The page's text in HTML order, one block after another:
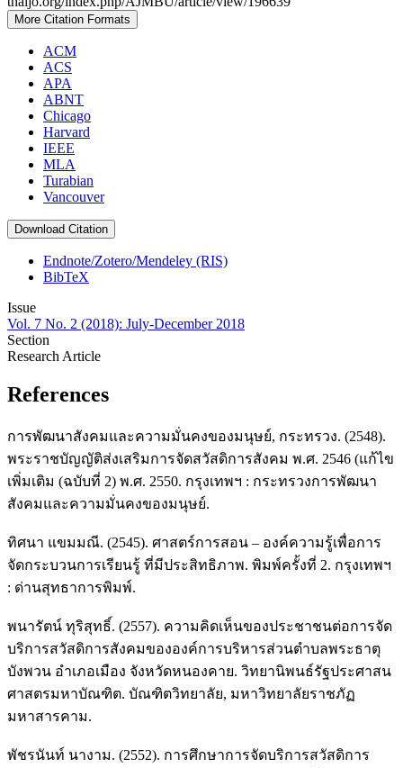
More Citation Formats
ACM
ACS
APA
ABNT
Chicago
Harvard
IEEE
MLA
Turabian
Vancouver
Download Citation
Endnote/Zotero/Mendeley (RIS)
BibTeX
Issue
Vol. 7 No. 2 (2018): July-December 2018
Section
Research Article
References
การพัฒนาสังคมและความมั่นคงของมนุษย์, กระทรวง. (2548).
พระราชบัญญัติส่งเสริมการจัดสวัสดิการสังคม พ.ศ. 2546 (แก้ไข
เพิ่มเติม (ฉบับที่ 2) พ.ศ. 2550. กรุงเทพฯ : กระทรวงการพัฒนา
สังคมและความมั่นคงของมนุษย์.
ทิศนา แขมมณี. (2545). ศาสตร์การสอน – องค์ความรู้เพื่อการ
จัดกระบวนการเรียนรู้ ที่มีประสิทธิภาพ. พิมพ์ครั้งที่ 2. กรุงเทพฯ
: ด่านสุทธาการพิมพ์.
พนารัตน์ ทุริสุทธิ์. (2557). ความคิดเห็นของประชาชนต่อการจัด
บริการสวัสดิการสังคมขององค์การบริหารส่วนตำบลพระธาตุ
บังพวน อำเภอเมือง จังหวัดหนองคาย. วิทยานิพนธ์รัฐประศาสน
ศาสตรมหาบัณฑิต. บัณฑิตวิทยาลัย, มหาวิทยาลัยราชภัฏ
มหาสารคาม.
พัชรนันท์ นางาม. (2552). การศึกษาการจัดบริการสวัสดิการ